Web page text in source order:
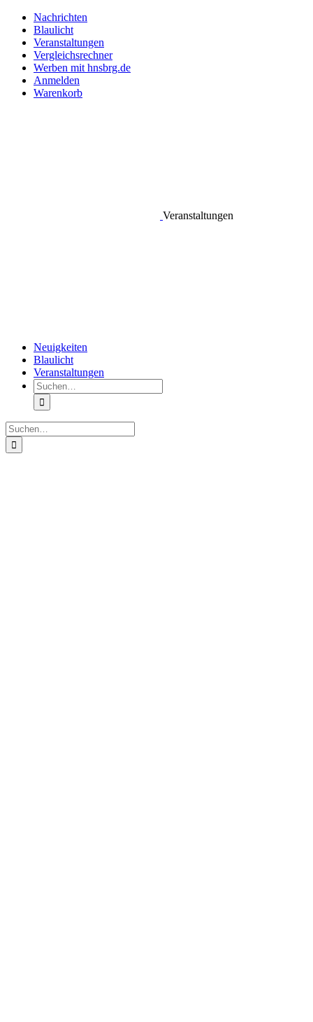
Zum
Inhalt
springen
Nachrichten
Blaulicht
Veranstaltungen
Vergleichsrechner
Werben mit hnsbrg.de
Anmelden
Warenkorb
Veranstaltungen
Neuigkeiten
Blaulicht
Veranstaltungen
Search
for:
Search
for: